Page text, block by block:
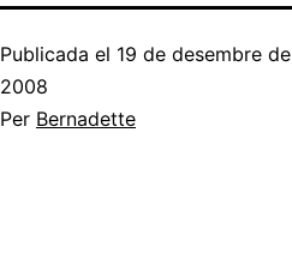
Publicada el 19 de desembre de
2008
Per Bernadette